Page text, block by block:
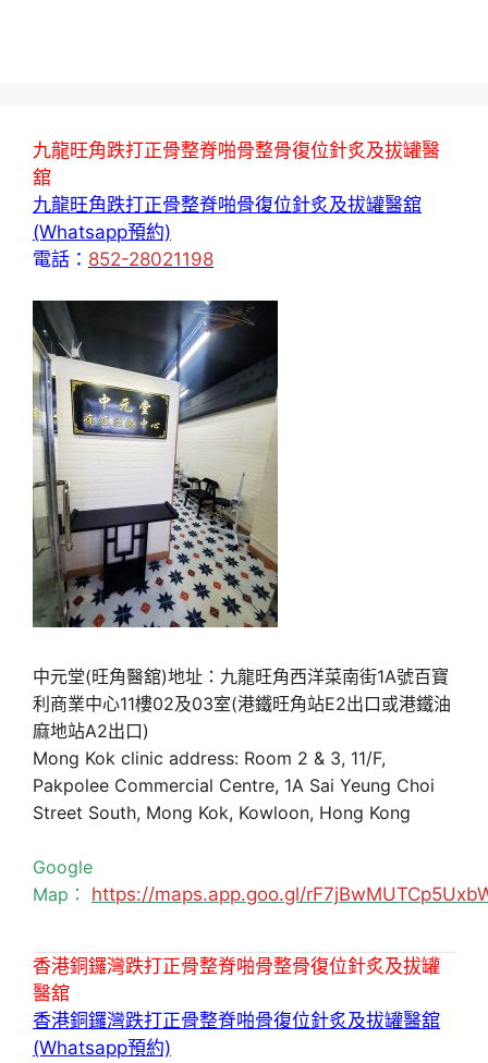
九龍旺角跌打正骨整脊啪骨整骨復位針炙及拔罐醫
舘
九龍旺角跌打正骨整脊啪骨復位針炙及拔罐醫舘
(Whatsapp預約)
電話： 852-28021198
中元堂(旺角醫舘)地址：九龍旺角西洋菜南街1A號百寶
利商業中心11樓02及03室(港鐵旺角站E2出口或港鐵油
麻地站A2出口)
Mong Kok clinic address: Room 2 & 3, 11/F,
Pakpolee Commercial Centre, 1A Sai Yeung Choi
Street South, Mong Kok, Kowloon, Hong Kong
Google
Map： https://maps.app.goo.gl/
香港銅鑼灣跌打正骨整脊啪骨整骨復位針炙及拔罐
醫舘
香港銅鑼灣跌打正骨整脊啪骨復位針炙及拔罐醫舘
(Whatsapp預約)